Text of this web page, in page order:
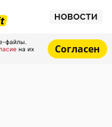
НОВОСТИ
файлы.
на их
Согласен